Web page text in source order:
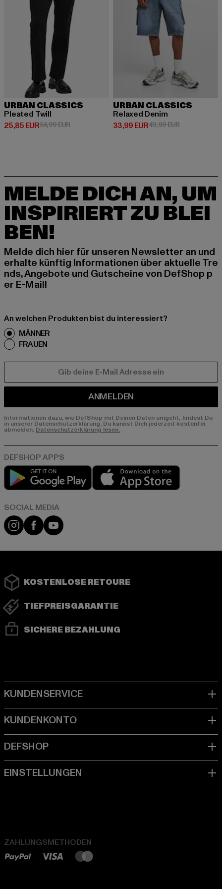
URBAN CLASSICS
Pleated Twill
25,85 EUR
Derzeitiger Preis: 25,85 EUR
54,99 EURAktionspreis: 54,99 EUR
URBAN CLASSICS
Relaxed Denim
33,99 EUR
Derzeitiger Preis: 33,99 EUR
49,99 EURAktionspreis:
MELDE DICH AN, UM
INSPIRIERT ZU BLEI
BEN!
Melde dich hier für unseren Newsletter an und
erhalte künftig Informationen über aktuelle Tre
nds, Angebote und Gutscheine von DefShop p
er E-Mail!
An welchen Produkten bist du interessiert?
MÄNNER
FRAUEN
ANMELDEN
Informationen dazu, wie DefShop mit Deinen Daten umgeht, findest Du
in unserer Datenschutzerklärung. Du kannst Dich jederzeit kostenfei
abmelden. Datenschutzerklärung lesen.
Play market
Instagram
FacebookYouTube
KOSTENLOSE RETOURE
TIEFPREISGARANTIE
SICHERE BEZAHLUNG
ZAHLUNGSMETHODEN